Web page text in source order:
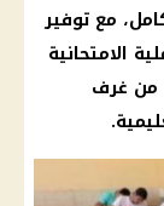
مع توفير
الامتحانية
من غرف